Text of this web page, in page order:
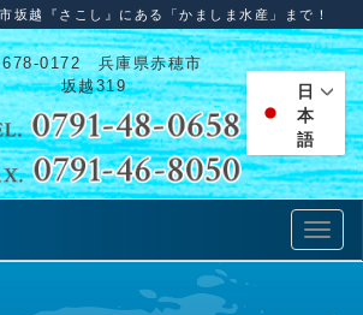
坂越『さこし』にある「かましま水産」まで！
678-0172 兵庫県赤穂市
坂越319
日
本
語